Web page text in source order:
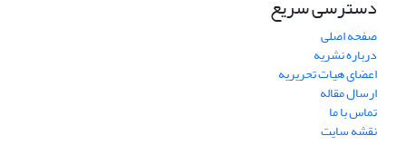
دسترسی سریع
صفحه اصلی
درباره نشریه
اعضای هیات تحریریه
ارسال مقاله
تماس با ما
نقشه سایت